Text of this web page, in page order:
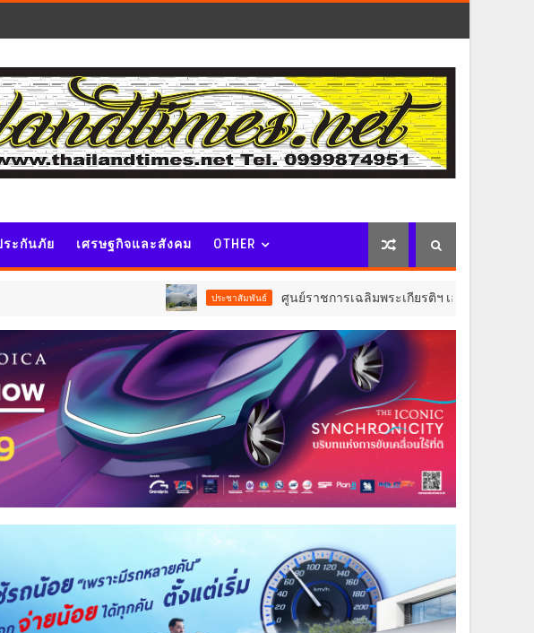
ระกันภัย เศรษฐกิจและสังคม OTHER
ประชาสัมพันธ์ ศูนย์ราชการเฉลิมพระเกียรติฯ เอาใจผู้มาใช้บริการอาคาร C ปรั